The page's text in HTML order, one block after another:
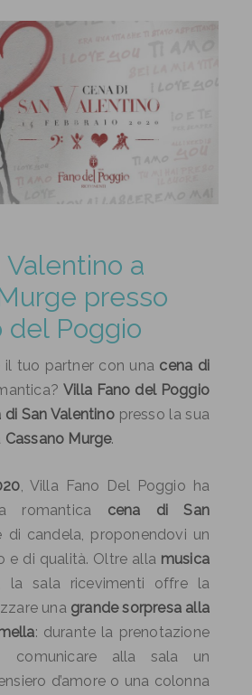
Valentino a
presso
del Poggio
il tuo partner con una cena di
Villa Fano del Poggio
di San Valentinopresso la sua
Cassano Murge.
, Villa Fano Del Poggio ha
romantica cena di San
candela, proponendovi un
e di qualità. Oltre alla musica
la sala ricevimenti offre la
una grande sorpresa alla
: durante la prenotazione
comunicare alla sala un
d’amore o una colonna